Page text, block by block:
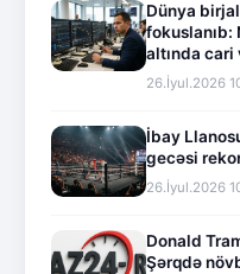
Dünya
altında
26.İyul.2026
İbay
gecəsi
26.İyul.2026
Donald
Şərqdə